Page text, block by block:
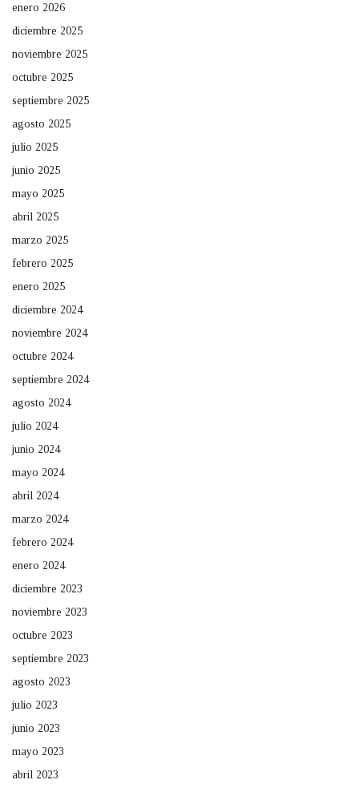
enero 2026
diciembre 2025
noviembre 2025
octubre 2025
septiembre 2025
agosto 2025
julio 2025
junio 2025
mayo 2025
abril 2025
marzo 2025
febrero 2025
enero 2025
diciembre 2024
noviembre 2024
octubre 2024
septiembre 2024
agosto 2024
julio 2024
junio 2024
mayo 2024
abril 2024
marzo 2024
febrero 2024
enero 2024
diciembre 2023
noviembre 2023
octubre 2023
septiembre 2023
agosto 2023
julio 2023
junio 2023
mayo 2023
abril 2023